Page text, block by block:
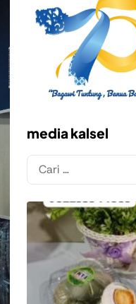
media kalsel
Cari
untuk: